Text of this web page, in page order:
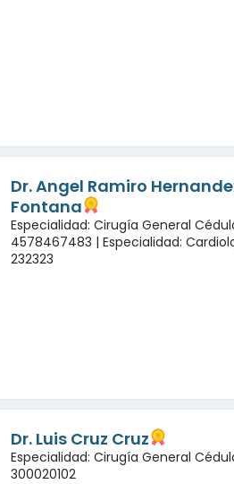
Dr. Angel Ramiro
Fontana
Especialidad: Cirugía General
4578467483 | Especialidad:
232323
Dr. Luis Cruz Cruz
Especialidad: Cirugía General
300020102